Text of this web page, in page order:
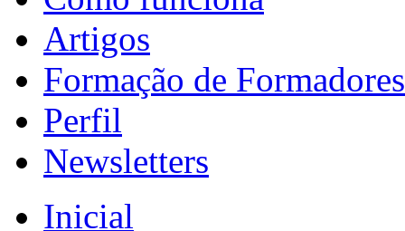
Artigos
Formação de Formadores
Perfil
Newsletters
Inicial